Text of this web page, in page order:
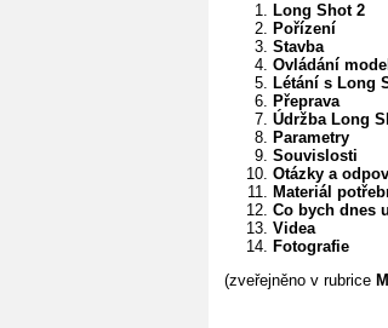
Long Shot 2
Pořízení
Stavba
Ovládání
Létání s Long
Přeprava
Údržba Long
Parametry
Souvislosti
Otázky a
Materiál
Co bych dnes
Videa
Fotografie
(zveřejněno v rubrice